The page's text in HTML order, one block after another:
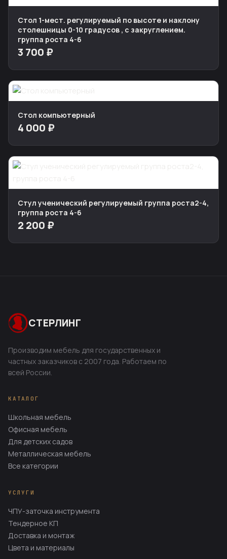
Стол 1-мест. регулируемый по высоте и наклону
столешницы 0-10 градусов , с закруглением.
группа роста 4-6
3 700 ₽
Стол компьютерный
4 000 ₽
Стул ученический регулируемый группа роста2-4,
группа роста 4-6
2 200 ₽
СТЕРЛИНГ
Производим мебель для государственных и
частных заказчиков с 2007 года. Работаем по
всей России.
КАТАЛОГ
Школьная мебель
Офисная мебель
Для детских садов
Металлическая мебель
Все категории
УСЛУГИ
ЧПУ-заточка инструмента
Тендерное КП
Доставка и монтаж
Цвета и материалы